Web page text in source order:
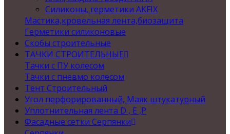
Силиконы, герметики AKFIX
Мастика,кровельная лента,биозащита
Герметики силиконовые
Скобы строительные
ТАЧКИ СТРОИТЕЛЬНЫЕ
Тачки с ПУ колесом
Тачки с пневмо колесом
Тент Строительный
Угол перфорированный, Маяк штукатурный
Уплотнительная лента D , Е ,P
Фасадные сетки Серпянки